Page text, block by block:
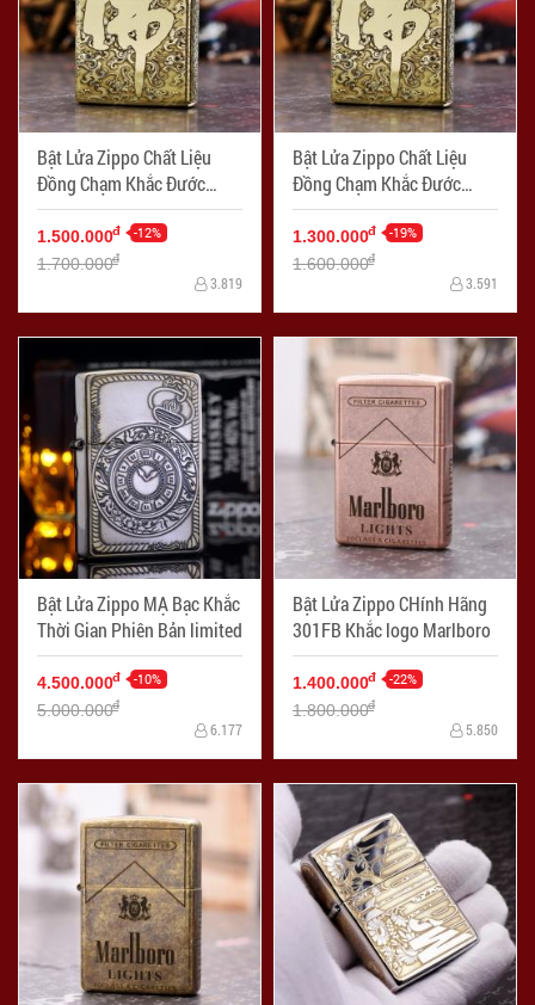
Bật Lửa Zippo Chất Liệu
Đồng Chạm Khắc Đước
Phật Armor
1.500.000đ -12%
1.700.000đ
3.819
Bật Lửa Zippo Chất Liệu
Đồng Chạm Khắc Đước
Phật
1.300.000đ -19%
1.600.000đ
3.591
Bật Lửa Zippo MẠ Bạc Khắc
Thời Gian Phiên Bản limited
4.500.000đ -10%
5.000.000đ
6.177
Bật Lửa Zippo CHính Hãng
301FB Khắc logo Marlboro
1.400.000đ -22%
1.800.000đ
5.850